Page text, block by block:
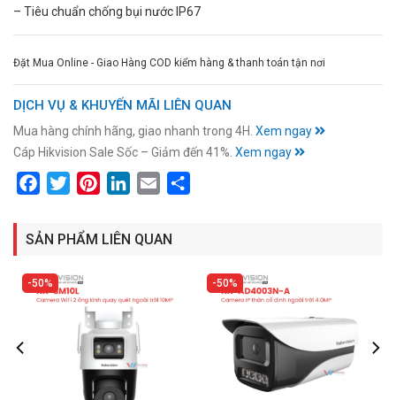
– Tiêu chuẩn chống bụi nước IP67
Đặt Mua Online - Giao Hàng COD kiểm hàng & thanh toán tận nơi
DỊCH VỤ & KHUYẾN MÃI LIÊN QUAN
Mua hàng chính hãng, giao nhanh trong 4H. Xem ngay
Cáp Hikvision Sale Sốc – Giảm đến 41%. Xem ngay
FacebookTwitterPinterestLinkedIn
Email
SẢN PHẨM LIÊN QUAN
50% 50%